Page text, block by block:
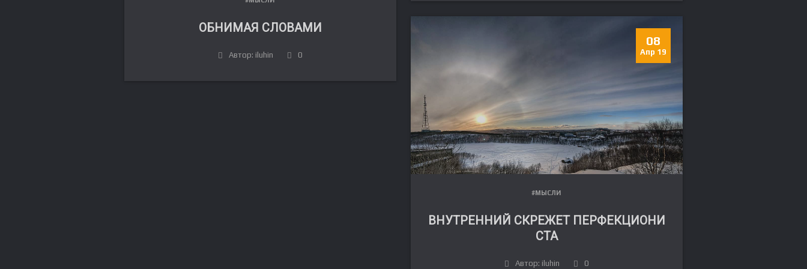
ОБНИМАЯ СЛОВАМИ
Автор: iluhin 0
08
Апр 19
#МЫСЛИ
ВНУТРЕННИЙ СКРЕЖЕТ ПЕРФЕКЦИОНИ
СТА
Автор: iluhin 0